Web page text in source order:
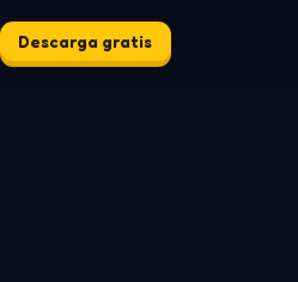
Descarga gratis